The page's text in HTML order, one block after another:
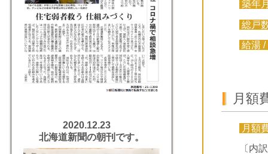
築年
総戸
給湯
月額
月額
〔内
2020.12.23
北海道新聞の朝刊です。